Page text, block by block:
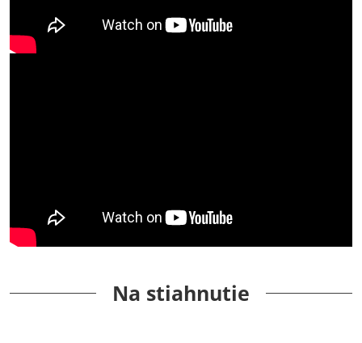
Na stiahnutie